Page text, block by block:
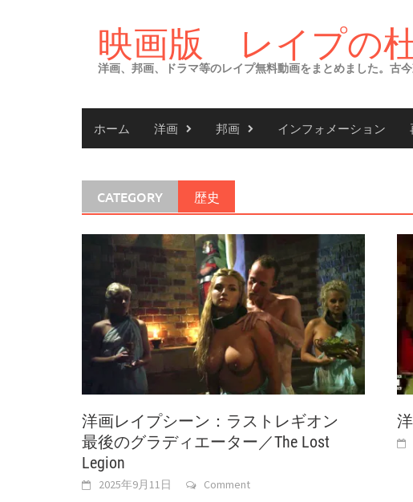
映画版 レイプの
洋画、邦画、ドラマ等のレイプ無料動画をまとめました。古
ホーム 洋画 邦画 インフォメーション
CATEGORY 歴史
洋画レイプシーン：ラストレギオン
最後のグラディエーター／The Lost
Legion
2025年9月11日 Comment